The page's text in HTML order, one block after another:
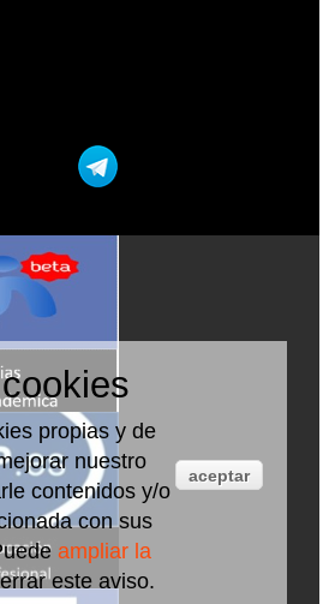
propias y de
nuestro
contenidos y/o
con sus
ampliar la
este aviso.
aceptar